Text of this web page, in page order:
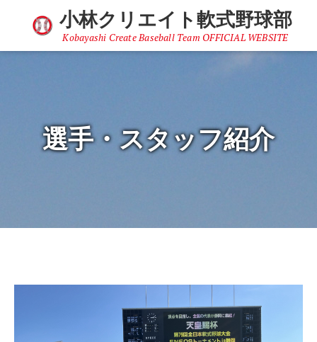
小林クリエイト軟式野球部
Kobayashi Create Baseball Team OFFICIAL WEBSITE
選手・スタッフ紹介